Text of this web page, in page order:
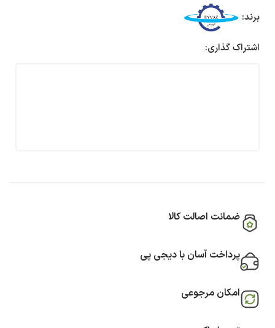
برند:
اشتراک گذاری:
ضمانت اصالت کالا
پرداخت آسان با دیجی پی
امکان مرجوعی